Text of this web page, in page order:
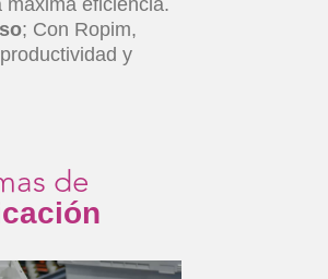
; Con Ropim,
y
de